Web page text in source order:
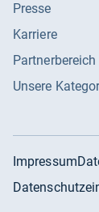
Presse
Karriere
Partnerbereich
Unsere
Impressum